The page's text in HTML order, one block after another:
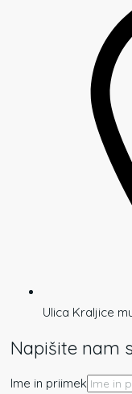
Ulica Kraljice
Napišite nam
Ime in priimek